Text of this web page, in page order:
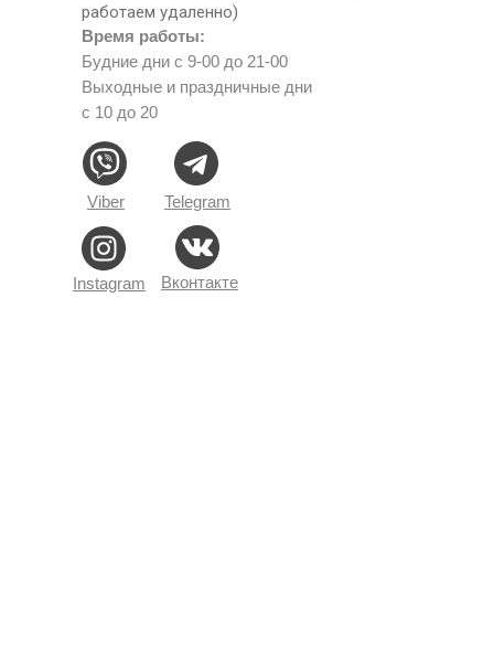
Время работы:
Будние дни с 9-00 до 21-00
Выходные и праздничные дни
с 10 до 20
Telegram
Viber
Instagram
работаем удаленно)
Вконтакте